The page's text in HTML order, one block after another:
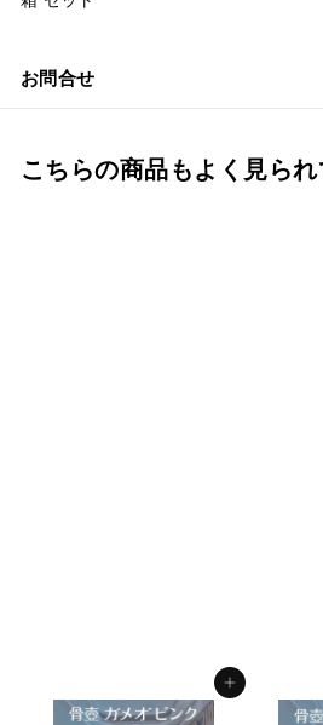
お問合せ
こちらの商品もよく見られ
5
カートに入れる